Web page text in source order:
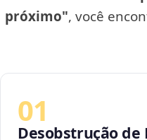
próximo", você
01
Desobstrução de